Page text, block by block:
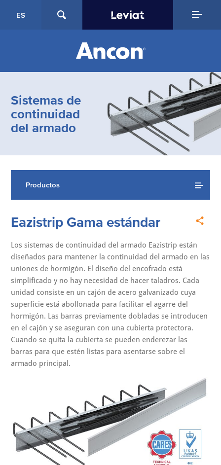
ES
Sistemas de
continuidad
del armado
Productos
Eazistrip Gama estándar
Los sistemas de continuidad del armado Eazistrip están
diseñados para mantener la continuidad del armado en las
uniones de hormigón. El diseño del encofrado está
simplificado y no hay necesidad de hacer taladros. Cada
unidad consiste en un cajón de acero galvanizado cuya
superficie está abollonada para facilitar el agarre del
hormigón. Las barras previamente dobladas se introducen
en el cajón y se aseguran con una cubierta protectora.
Cuando se quita la cubierta se pueden enderezar las
barras para que estén listas para asentarse sobre el
armado principal.